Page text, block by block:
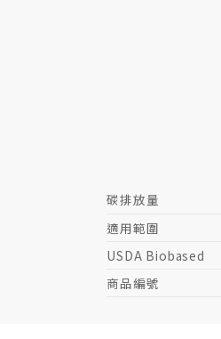
碳排放量
適用範圍
USDA Biobased
商品編號